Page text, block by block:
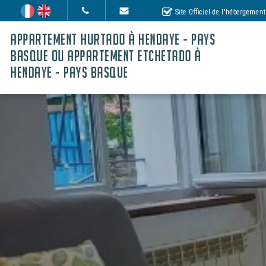
Site Officiel de l'hébergement
APPARTEMENT HURTADO À HENDAYE - PAYS
BASQUE OU APPARTEMENT ETCHETADO À
HENDAYE - PAYS BASQUE